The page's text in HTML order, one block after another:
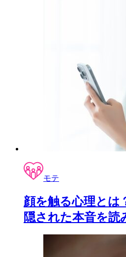
モテ
顔を触る心理とは
隠された本音を読